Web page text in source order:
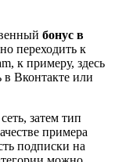
бонус в
переходить к
к примеру, здесь
в Вконтакте или
затем тип
примера
подписки на